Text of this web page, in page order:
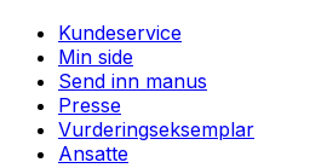
Kundeservice
Min side
Send inn manus
Presse
Vurderingseksemplar
Ansatte